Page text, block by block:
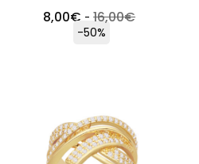
8,00€ -16,00€
-50%